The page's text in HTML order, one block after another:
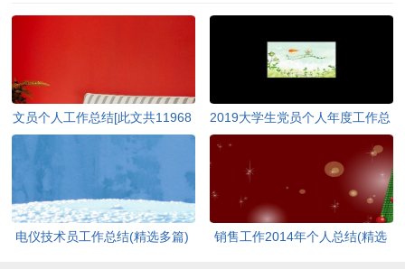
文员个人工作总结[此文共11968
2019大学生党员个人年度工作总
结新版多篇_大学生党员个人年
终工作总结素材[此文共5237字]
电仪技术员工作总结(精选多篇)
销售工作2014年个人总结(精选